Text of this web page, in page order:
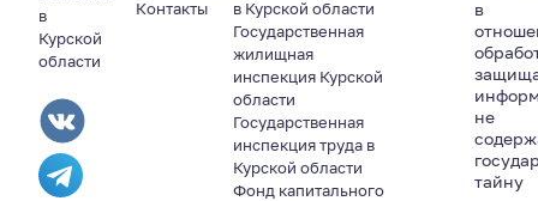
в
Курской
области
Контакты
в Курской области
Государственная
жилищная
инспекция Курской
области
Государственная
инспекция труда в
Курской области
Фонд капитального
в
не
тайну